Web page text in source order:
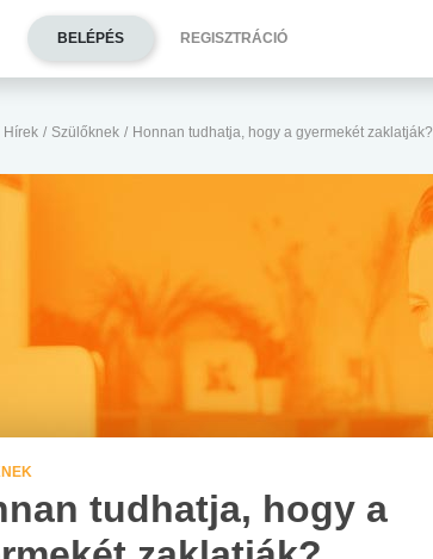
Hírek / Szülőknek / Honnan tudhatja, hogy a gyermekét zaklatják?
tudhatja, hogy a
BELÉPÉS REGISZTRÁCIÓ